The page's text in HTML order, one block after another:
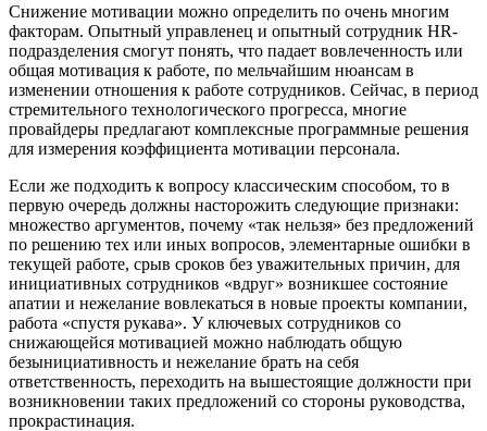
Снижение мотивации можно определить по очень многим
факторам. Опытный управленец и опытный сотрудник HR-
подразделения смогут понять, что падает вовлеченность или
общая мотивация к работе, по мельчайшим нюансам в
изменении отношения к работе сотрудников. Сейчас, в период
стремительного технологического прогресса, многие
провайдеры предлагают комплексные программные решения
для измерения коэффициента мотивации персонала.
Если же подходить к вопросу классическим способом, то в
первую очередь должны насторожить следующие признаки:
множество аргументов, почему «так нельзя» без предложений
по решению тех или иных вопросов, элементарные ошибки в
текущей работе, срыв сроков без уважительных причин, для
инициативных сотрудников «вдруг» возникшее состояние
апатии и нежелание вовлекаться в новые проекты компании,
работа «спустя рукава». У ключевых сотрудников со
снижающейся мотивацией можно наблюдать общую
безынициативность и нежелание брать на себя
ответственность, переходить на вышестоящие должности при
возникновении таких предложений со стороны руководства,
прокрастинация.